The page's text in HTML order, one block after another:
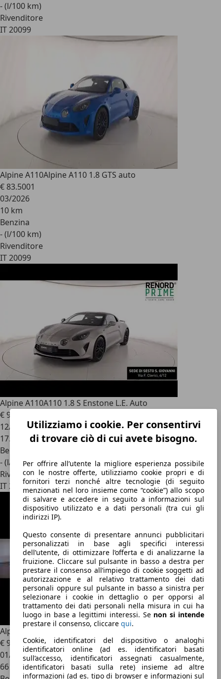
Utilizziamo i cookie. Per consentirvi
di trovare ciò di cui avete bisogno.
Per offrire all’utente la migliore esperienza possibile
con le nostre offerte, utilizziamo cookie propri e di
fornitori terzi nonché altre tecnologie (di seguito
menzionati nel loro insieme come “cookie”) allo scopo
di salvare e accedere in seguito a informazioni sul
dispositivo utilizzato e a dati personali (tra cui gli
indirizzi IP).
Questo consente di presentare annunci pubblicitari
personalizzati in base agli specifici interessi
dell’utente, di ottimizzare l’offerta e di analizzarne la
fruizione. Cliccare sul pulsante in basso a destra per
prestare il consenso all’impiego di cookie soggetti ad
autorizzazione e al relativo trattamento dei dati
personali oppure sul pulsante in basso a sinistra per
selezionare i cookie in dettaglio o per opporsi al
trattamento dei dati personali nella misura in cui ha
luogo in base a legittimi interessi. Se non si intende
prestare il consenso, cliccare qui.
Cookie, identificatori del dispositivo o analoghi
identificatori online (ad es. identificatori basati
sull’accesso, identificatori assegnati casualmente,
identificatori basati sulla rete) insieme ad altre
informazioni (ad es. tipo di browser e informazioni sul
- (l/100 km)
Rivenditore
IT 20099
Alpine A110Alpine A110 1.8 GTS auto
€ 83.5001
03/2026
10 km
Benzina
- (l/100 km)
Rivenditore
IT 20099
Alpine A110A110 1.8 S Enstone L.E. Auto
€ 95.000
12/2023
17.514 km
Benzina
- (l/100 km)
Rivenditore
IT 20099
Alpine A110
ALPINE A110 San Remo 73 .
€ 99.000
01/2024
66 km